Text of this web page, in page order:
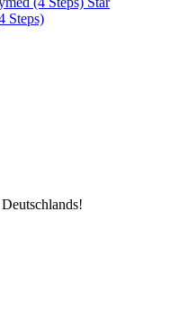
Steps)